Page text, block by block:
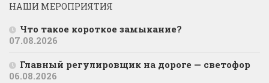
НАШИ МЕРОПРИЯТИЯ
Что такое короткое замыкание?
07.08.2026
Главный регулировщик на дороге — светофор
06.08.2026